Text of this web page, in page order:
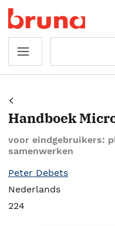
Handboek
voor eindgebruikers:
samenwerken
Peter Debets
Nederlands
224